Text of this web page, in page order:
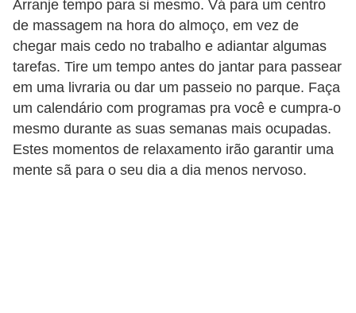
Arranje tempo para si mesmo. Vá para um centro
de massagem na hora do almoço, em vez de
chegar mais cedo no trabalho e adiantar algumas
tarefas. Tire um tempo antes do jantar para passear
em uma livraria ou dar um passeio no parque. Faça
um calendário com programas pra você e cumpra-o
mesmo durante as suas semanas mais ocupadas.
Estes momentos de relaxamento irão garantir uma
mente sã para o seu dia a dia menos nervoso.
c
e
s
ó
r
i
o